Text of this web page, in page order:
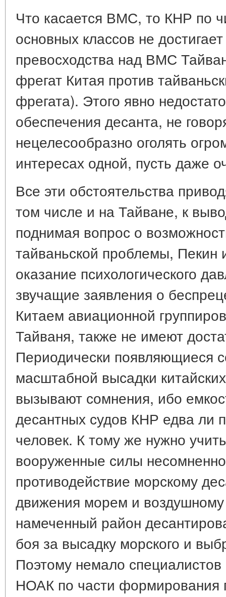
Что касается ВМС, то КНР по
основных классов не
превосходства над ВМС
фрегат Китая против
фрегата). Этого явно
обеспечения десанта, не
нецелесообразно оголять
интересах одной, пусть даже
Все эти обстоятельства
том числе и на Тайване, к
поднимая вопрос о
тайваньской проблемы,
оказание психологического
звучащие заявления о
Китаем авиационной
Тайваня, также не имеют
Периодически появляющиеся
масштабной высадки
вызывают сомнения, ибо
десантных судов КНР едва ли
человек. К тому же нужно
вооруженные силы
противодействие морскому
движения морем и
намеченный район
боя за высадку морского и
Поэтому немало
НОАК по части формирования